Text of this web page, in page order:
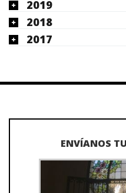
2019
2018
2017
ENVÍANOS